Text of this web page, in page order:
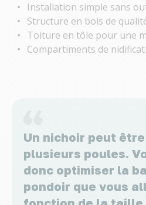
Installation simple sans
Structure en bois de
Toiture en tôle pour une
Compartiments de
Un nichoir peut
plusieurs poules.
donc optimiser la
pondoir que vous